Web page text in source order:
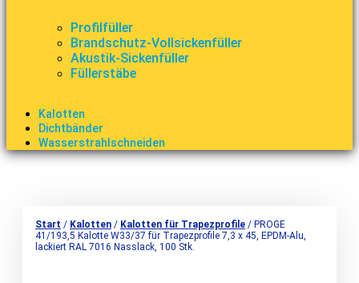
Profilfüller
Brandschutz-Vollsickenfüller
Akustik-Sickenfüller
Füllerstäbe
Kalotten
Dichtbänder
Wasserstrahlschneiden
Start / Kalotten / Kalotten für Trapezprofile / PROGE
41/193,5 Kalotte W33/37 für Trapezprofile 7,3 x 45, EPDM-Alu,
lackiert RAL 7016 Nasslack, 100 Stk.